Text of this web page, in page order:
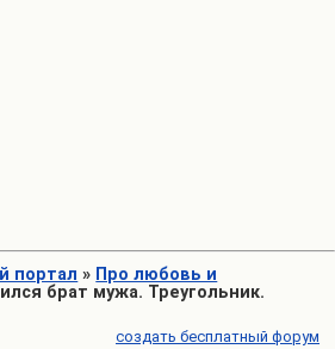
портал » Про любовь и
брат мужа. Треугольник.
создать бесплатный форум